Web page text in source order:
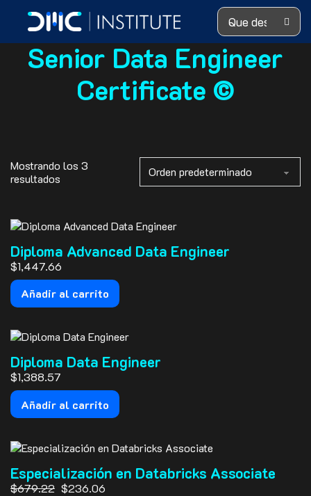
Search ...
Senior Data Engineer
Certificate ©
Mostrando los 3
resultados
Diploma Advanced Data Engineer
$1,447.66
Añadir al carrito
Diploma Data Engineer
$1,388.57
Añadir al carrito
Especialización en Databricks Associate
$679.22 El precio original era: $679.22.
$236.06